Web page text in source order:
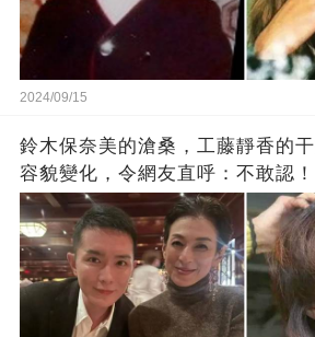
2024/09/15
鈴木保奈美的滄桑，工藤靜香的
容貌變化，令網友直呼：不敢認！